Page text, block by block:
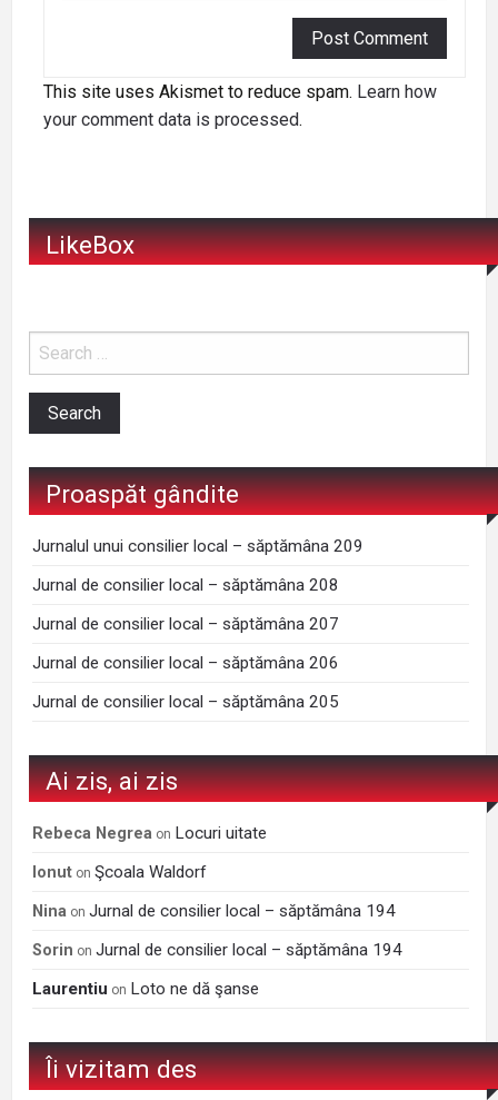
This site uses Akismet to reduce spam. Learn how
your comment data is processed.
LikeBox
Proaspăt gândite
Jurnalul unui consilier local – săptămâna 209
Jurnal de consilier local – săptămâna 208
Jurnal de consilier local – săptămâna 207
Jurnal de consilier local – săptămâna 206
Jurnal de consilier local – săptămâna 205
Ai zis, ai zis
Rebeca Negrea on Locuri uitate
Ionut onŞcoala Waldorf
Nina onJurnal de consilier local – săptămâna 194
Sorin onJurnal de consilier local – săptămâna 194
Laurentiu on Loto ne dă şanse
Îi vizitam des